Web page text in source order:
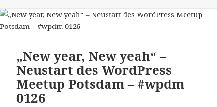
„New year, New yeah“ –
Neustart des WordPress
Meetup Potsdam – #wpdm
0126